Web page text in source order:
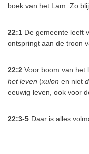
boek van het Lam. Zo
22:1 De gemeente leeft
ontspringt aan de troon
22:2 Voor boom van het
het leven (xulon en niet
eeuwig leven, ook voor
22:3-5 Daar is alles